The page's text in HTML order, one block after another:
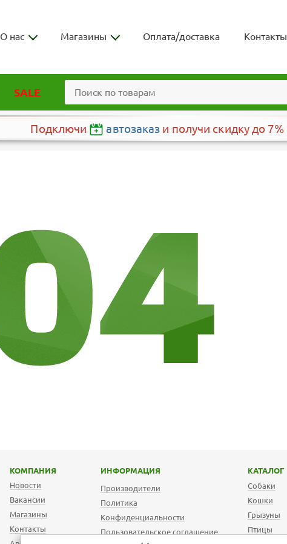
О нас Магазины Оплата/доставка Контакты
SALE
Подключи автозаказ и получи скидку до 7%
КОМПАНИЯ
Новости
Вакансии
Магазины
Контакты
ИНФОРМАЦИЯ
Производители
Политика
Конфиденциальности
Пользовательское соглашение
КАТАЛОГ
Собаки
Кошки
Грызуны
Птицы